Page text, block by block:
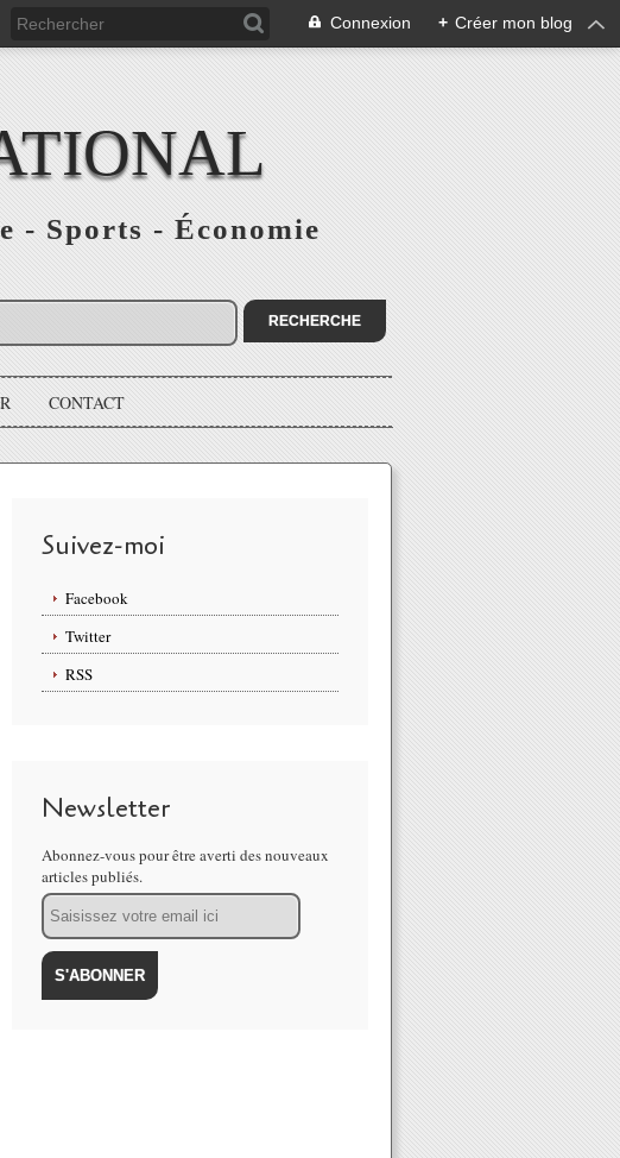
Connexion + Créer mon blog
Sports - Économie
CONTACT
Suivez-moi
Facebook
Twitter
RSS
Newsletter
Abonnez-vous pour être averti des nouveaux
articles publiés.
Email